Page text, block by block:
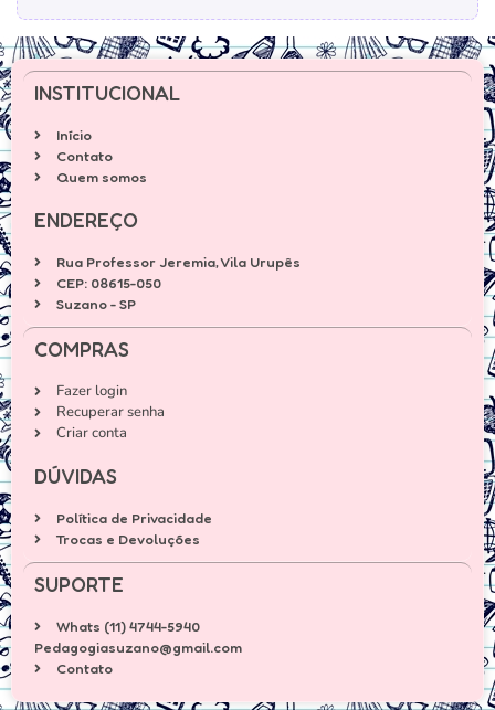
INSTITUCIONAL
Início
Contato
Quem somos
ENDEREÇO
Rua Professor Jeremia, Vila Urupês
CEP: 08615-050
Suzano - SP
COMPRAS
Fazer login
Recuperar senha
Criar conta
DÚVIDAS
Política de Privacidade
Trocas e Devoluções
SUPORTE
Whats (11) 4744-5940
Pedagogiasuzano@gmail.com
Contato